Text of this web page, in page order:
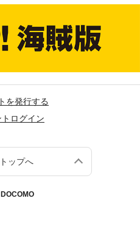
を発行する
ログイン
ップへ